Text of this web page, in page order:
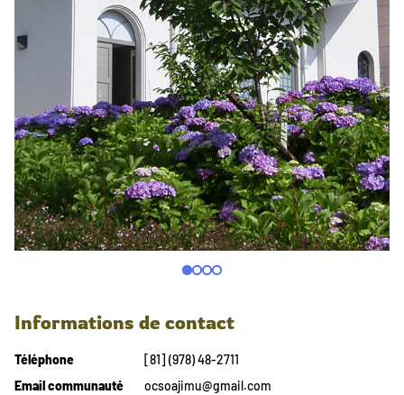
Informations de contact
Téléphone
[81] (978) 48-2711
Email communauté
ocsoajimu@gmail.com